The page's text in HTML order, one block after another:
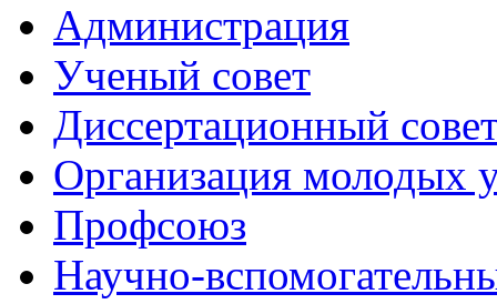
Администрация
Ученый совет
Диссертационный
Организация молодых
Профсоюз
Научно-